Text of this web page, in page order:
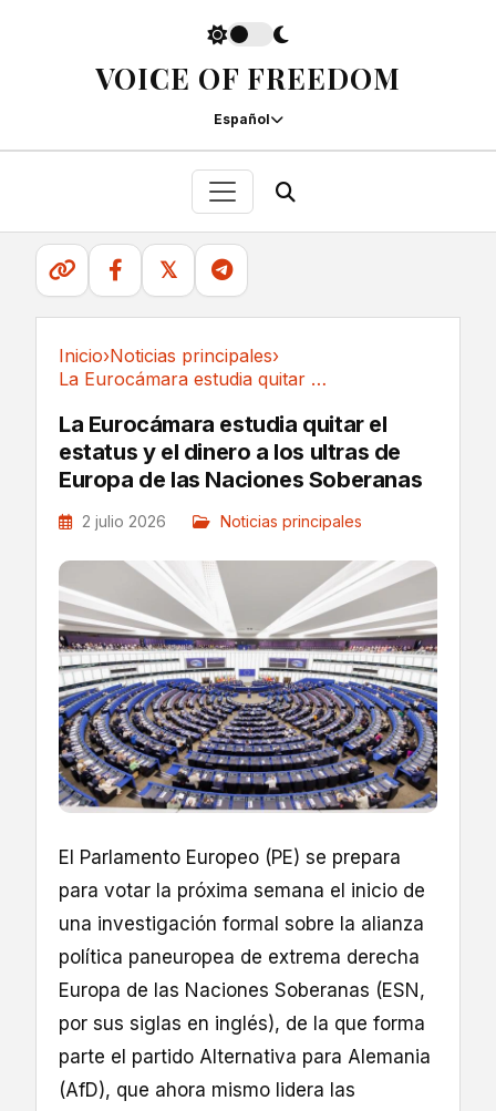
VOICE OF FREEDOM
Español
𝕏
Inicio›Noticias principales›
La Eurocámara estudia quitar el estatus y el...
La Eurocámara estudia quitar el
estatus y el dinero a los ultras de
Europa de las Naciones Soberanas
2 julio 2026 Noticias principales
El Parlamento Europeo (PE) se prepara
para votar la próxima semana el inicio de
una investigación formal sobre la alianza
política paneuropea de extrema derecha
Europa de las Naciones Soberanas (ESN,
por sus siglas en inglés), de la que forma
parte el partido Alternativa para Alemania
(AfD), que ahora mismo lidera las